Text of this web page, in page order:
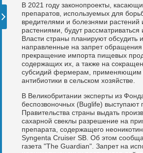
В 2021 году законопроекты,
препаратов, используемых для
вредителями и болезнями растений
растениями, будут
Власти страны планируют обсудить
направленные на запрет обращения
прекращение импорта пищевых
содержащих их, а также на
субсидий фермерам, применяющим
антибиотики в сельском хозяйстве.
В Великобритании эксперты из
беспозвоночных (Buglife) выступают
Правительства страны выдать
сахарной свеклы разрешение на
препарата, содержащего
Syngenta Cruiser SB. Об этом
газета "The Guardian". Запрет на